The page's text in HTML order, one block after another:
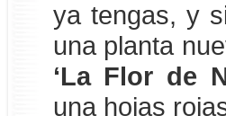
ya tengas, y
una planta
‘La Flor de
una hojas